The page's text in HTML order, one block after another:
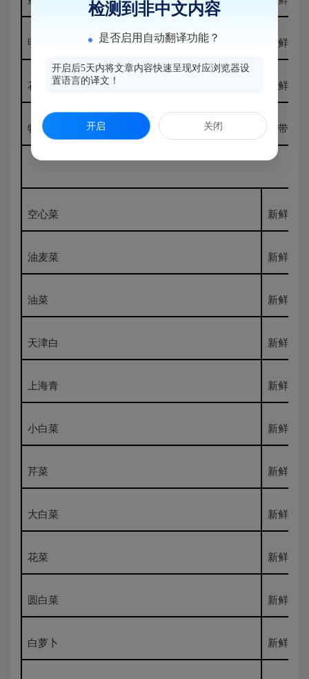
明虾 新鲜
花蛤 新鲜
牡蛎 不带壳
空心菜 新鲜
油麦菜 新鲜
油菜 新鲜
天津白 新鲜
上海青 新鲜
小白菜 新鲜
芹菜 新鲜
大白菜 新鲜
花菜 新鲜
圆白菜 新鲜
白萝卜 新鲜
检测到非中文内容
是否启用自动翻译功能？
开启后5天内将文章内容快速呈现对应浏览器设
置语言的译文！
开启 关闭